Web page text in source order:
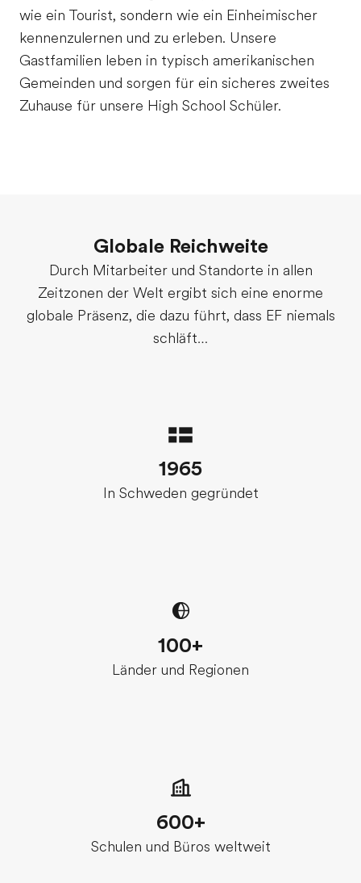
wie ein Tourist, sondern wie ein Einheimischer
kennenzulernen und zu erleben. Unsere
Gastfamilien leben in typisch amerikanischen
Gemeinden und sorgen für ein sicheres zweites
Zuhause für unsere High School Schüler.
Globale Reichweite
Durch Mitarbeiter und Standorte in allen
Zeitzonen der Welt ergibt sich eine enorme
globale Präsenz, die dazu führt, dass EF niemals
schläft…
1965
In Schweden gegründet
100+
Länder und Regionen
600+
Schulen und Büros weltweit